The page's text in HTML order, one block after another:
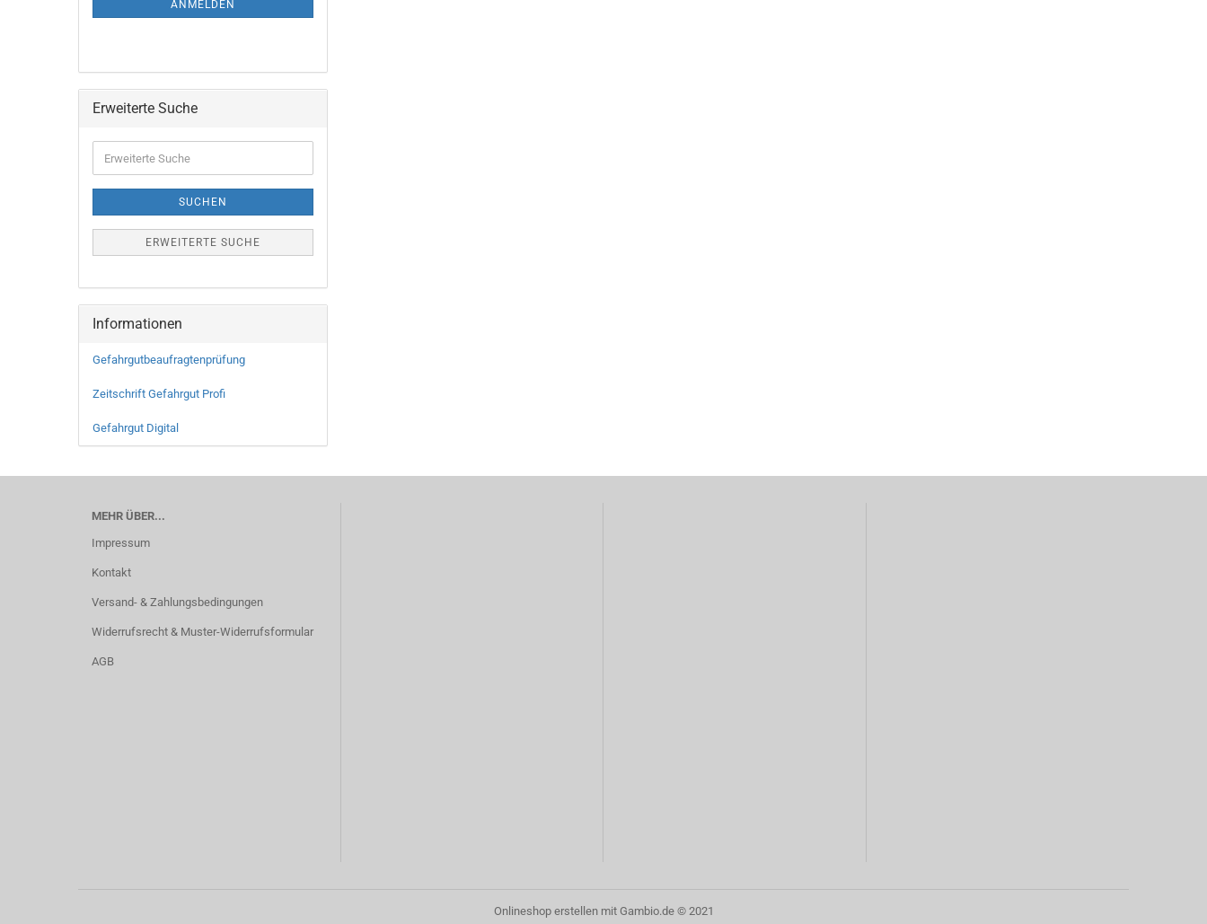
ANMELDEN
Erweiterte Suche
SUCHEN
ERWEITERTE SUCHE
Informationen
Gefahrgutbeaufragtenprüfung
Zeitschrift Gefahrgut Profi
Gefahrgut Digital
MEHR ÜBER...
Impressum
Kontakt
Versand- & Zahlungsbedingungen
Widerrufsrecht & Muster-Widerrufsformular
AGB
Onlineshop erstellenmit Gambio.de © 2021